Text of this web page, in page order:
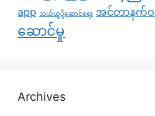
app သယ်ယူပို့ဆောင်ရေး အင်တာနက်ဝ
ဆောင်မှု
Archives